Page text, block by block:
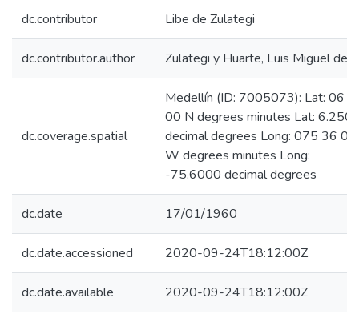
dc.contributor Libe de Zulategi
dc.contributor.author Zulategi y Huarte, Luis Miguel de
dc.coverage.spatial
Medellín (ID: 7005073): Lat: 06
00 N degrees minutes Lat:
decimal degrees Long: 075 36 00
W degrees minutes Long:
-75.6000 decimal degrees
dc.date 17/01/1960
dc.date.accessioned 2020-09-24T18:12:00Z
dc.date.available 2020-09-24T18:12:00Z